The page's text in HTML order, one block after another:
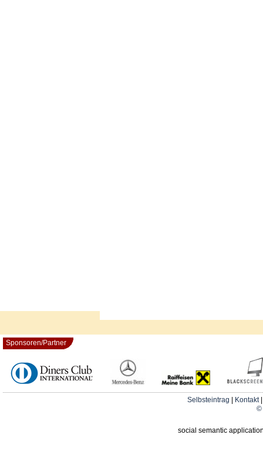
Sponsoren/Partner
Selbsteintrag Kontakt
©
social semantic